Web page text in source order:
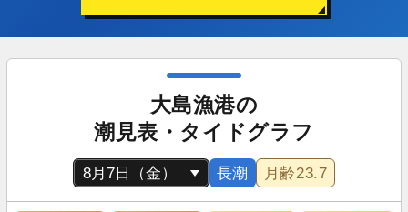
大島漁港の
潮見表・タイドグラフ
長潮 月齢23.7